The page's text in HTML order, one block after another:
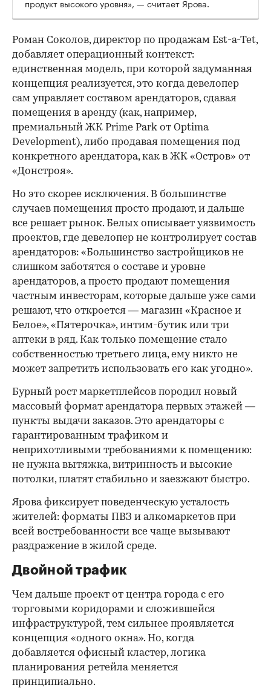
продукт высокого уровня», — считает Ярова.
Роман Соколов, директор по продажам Est-a-Tet,
добавляет операционный контекст:
единственная модель, при которой задуманная
концепция реализуется, это когда девелопер
сам управляет составом арендаторов, сдавая
помещения в аренду (как, например,
премиальный ЖК Prime Park от Optima
Development), либо продавая помещения под
конкретного арендатора, как в ЖК «Остров» от
«Донстроя».
Но это скорее исключения. В большинстве
случаев помещения просто продают, и дальше
все решает рынок. Белых описывает уязвимость
проектов, где девелопер не контролирует состав
арендаторов: «Большинство застройщиков не
слишком заботятся о составе и уровне
арендаторов, а просто продают помещения
частным инвесторам, которые дальше уже сами
решают, что откроется — магазин «Красное и
Белое», «Пятерочка», интим-бутик или три
аптеки в ряд. Как только помещение стало
собственностью третьего лица, ему никто не
может запретить использовать его как угодно».
Бурный рост маркетплейсов породил новый
массовый формат арендатора первых этажей —
пункты выдачи заказов. Это арендаторы с
гарантированным трафиком и
неприхотливыми требованиями к помещению:
не нужна вытяжка, витринность и высокие
потолки, платят стабильно и заезжают быстро.
Ярова фиксирует поведенческую усталость
жителей: форматы ПВЗ и алкомаркетов при
всей востребованности все чаще вызывают
раздражение в жилой среде.
Двойной трафик
Чем дальше проект от центра города с его
торговыми коридорами и сложившейся
инфраструктурой, тем сильнее проявляется
концепция «одного окна». Но, когда
добавляется офисный кластер, логика
планирования ретейла меняется
принципиально.